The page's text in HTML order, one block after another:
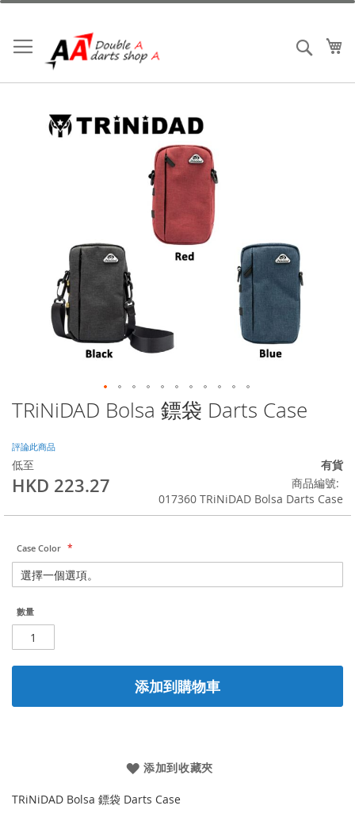
跳
內
容
搜索
TRiNiDAD Bolsa 鏢袋 Darts Case
評論此商品
低至
HKD 223.27
有貨
商品編號
017360 TRiNiDAD Bolsa Darts Case
Case Color
數量
添加到購物車
添加到收藏夾
TRiNiDAD Bolsa 鏢袋 Darts Case
Skip
to
beginning
of
the
gallery